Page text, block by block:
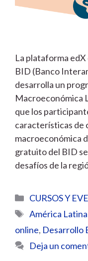
La plataforma
BID (Banco
desarrolla un
Macroeconómica
que los
características de
macroeconómica
gratuito del BID
desafíos de la
Categorías
CURSOS Y
Etiquetas
América
online, Desarrollo
Deja un